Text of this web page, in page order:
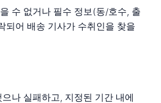
수 없거나 필수 정보(동/호수, 출
되어 배송 기사가 수취인을 찾을
나 실패하고, 지정된 기간 내에